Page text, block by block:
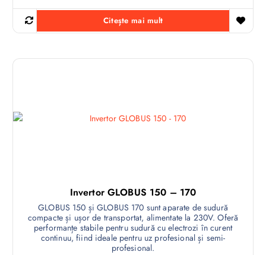
Citește mai mult
Invertor GLOBUS 150 – 170
GLOBUS 150 și GLOBUS 170 sunt aparate de sudură
compacte și ușor de transportat, alimentate la 230V. Oferă
performanțe stabile pentru sudură cu electrozi în curent
continuu, fiind ideale pentru uz profesional și semi-
profesional.